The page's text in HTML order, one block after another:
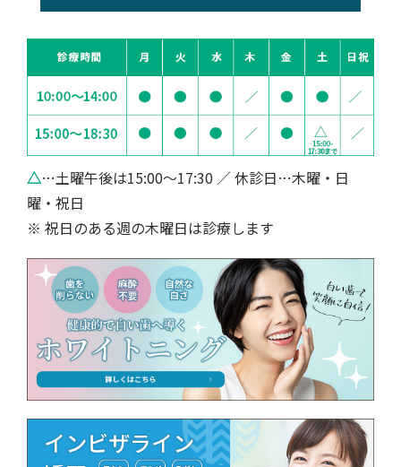
△…土曜午後は15:00～17:30 ／ 休診日…木曜・日
曜・祝日
※ 祝日のある週の木曜日は診療します